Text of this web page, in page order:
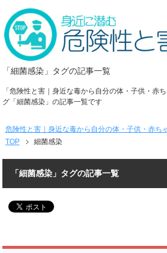
「細菌感染」タグの記事一覧
「危険性と害｜身近な毒から自分の体・子供・赤
グ「細菌感染」の記事一覧です
危険性と害｜身近な毒から自分の体・子供・赤ち
TOP
細菌感染
「細菌感染」タグの記事一覧